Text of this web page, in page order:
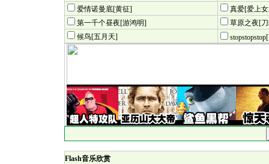
爱情诺曼底[黄征]
真爱[爱上
第一千个昼夜[游鸿明]
草原之夜[
候鸟[五月天]
Flash音乐欣赏